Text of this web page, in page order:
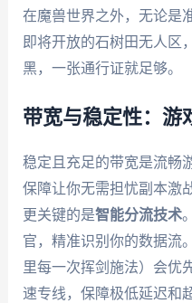
在魔兽世界之外，无论是
即将开放的石树田无人区
黑，一张通行证就足够。
带宽与稳定性：游
稳定且充足的带宽是流畅
保障让你无需担忧副本激
更关键的是智能分流技术
官，精准识别你的数据流
里每一次挥剑施法）会优
速专线，保障极低延迟和